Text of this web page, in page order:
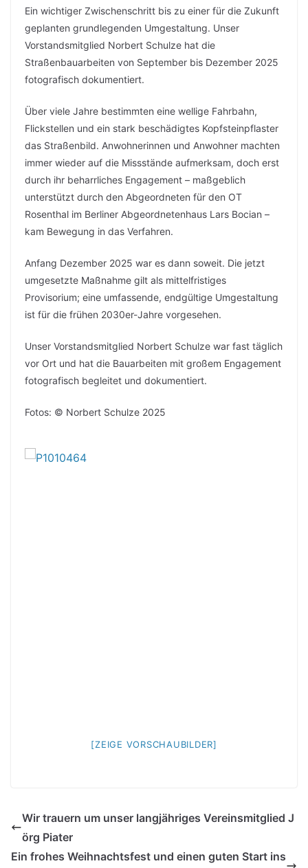
Ein wichtiger Zwischenschritt bis zu einer für die Zukunft
geplanten grundlegenden Umgestaltung. Unser
Vorstandsmitglied Norbert Schulze hat die
Straßenbauarbeiten von September bis Dezember 2025
fotografisch dokumentiert.
Über viele Jahre bestimmten eine wellige Fahrbahn,
Flickstellen und ein stark beschädigtes Kopfsteinpflaster
das Straßenbild. Anwohnerinnen und Anwohner machten
immer wieder auf die Missstände aufmerksam, doch erst
durch ihr beharrliches Engagement – maßgeblich
unterstützt durch den Abgeordneten für den OT
Rosenthal im Berliner Abgeordnetenhaus Lars Bocian –
kam Bewegung in das Verfahren.
Anfang Dezember 2025 war es dann soweit. Die jetzt
umgesetzte Maßnahme gilt als mittelfristiges
Provisorium; eine umfassende, endgültige Umgestaltung
ist für die frühen 2030er-Jahre vorgesehen.
Unser Vorstandsmitglied Norbert Schulze war fast täglich
vor Ort und hat die Bauarbeiten mit großem Engagement
fotografisch begleitet und dokumentiert.
Fotos: © Norbert Schulze 2025
[ZEIGE VORSCHAUBILDER]
Wir trauern um unser langjähriges Vereinsmitglied J
örg Piater
Ein frohes Weihnachtsfest und einen guten Start ins